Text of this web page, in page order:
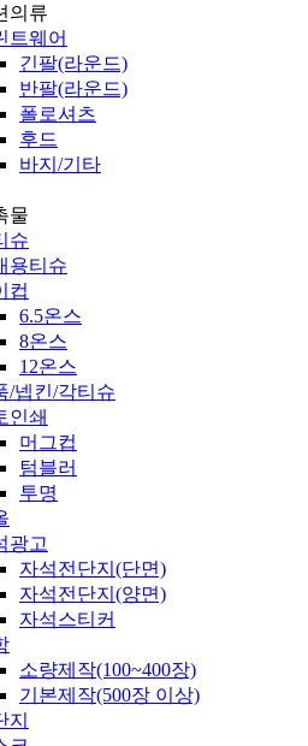
의류
트웨어
긴팔(라운드)
반팔(라운드)
폴로셔츠
후드
바지/기타
물
슈
용티슈
컵
6.5온스
8온스
12온스
/넵킨/각티슈
인쇄
머그컵
텀블러
투명
광고
자석전단지(단면)
자석전단지(양면)
자석스티커
소량제작(100~400장)
기본제작(500장 이상)
지